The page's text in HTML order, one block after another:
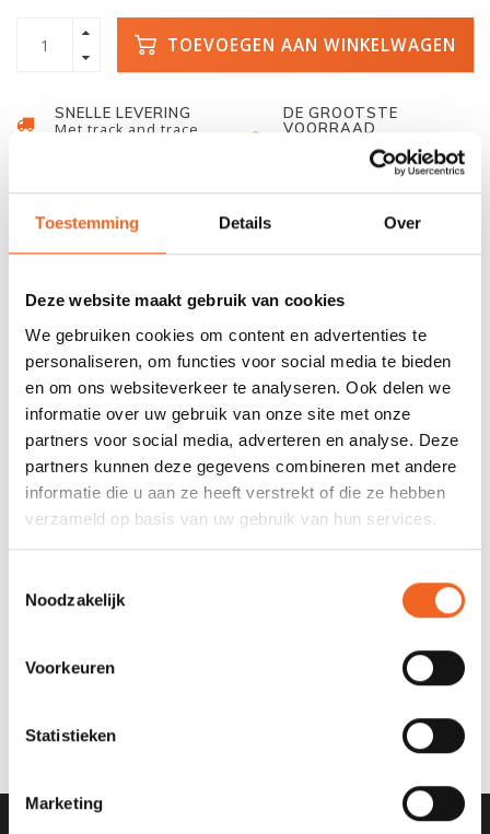
Toestemming Details Over
Deze website maakt gebruik van cookies
We gebruiken cookies om content en advertenties te
personaliseren, om functies voor social media te bieden
en om ons websiteverkeer te analyseren. Ook delen we
informatie over uw gebruik van onze site met onze
partners voor social media, adverteren en analyse. Deze
partners kunnen deze gegevens combineren met andere
informatie die u aan ze heeft verstrekt of die ze hebben
verzameld op basis van uw gebruik van hun services.
Noodzakelijk
Voorkeuren
Statistieken
Marketing
TOEVOEGEN AAN WINKELWAGEN
SNELLE LEVERING
Met track and trace
DE GROOTSTE
VOORRAAD
Duizenden kano's op
678 GOOGLE REVIEWS
Beoordeling 4,8/5
sterren
PROEFVAART
MOGELIJKHEID
Bij onze showroom
INFORMATIE
Met deze Linder montageset kan een Linder kano meegenomen
worden achter de fiets. Deze set is alleen geschikt voor de
Linder Inkas modellen.
Nog niet gewaardeerd